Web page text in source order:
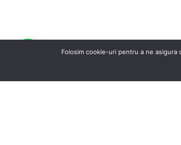
Folosim cookie-uri pentru a ne